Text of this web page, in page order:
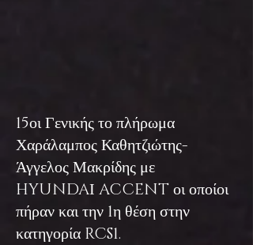
15οι Γενικής το πλήρωμα
Χαράλαμπος Καθητζιώτης-
Άγγελος Μακρίδης με
HYUNDAΙ ACCENT οι οποίοι
πήραν και την 1η θέση στην
κατηγορία RCS1.